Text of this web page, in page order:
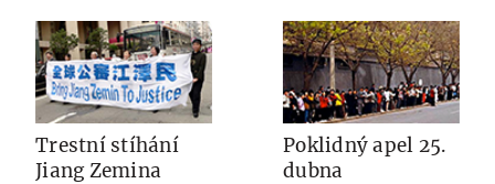
Trestní stíhání
Jiang Zemina
Poklidný apel 25.
dubna